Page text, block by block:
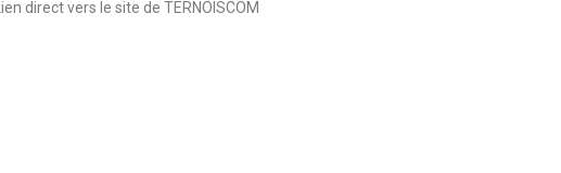
Lien direct vers le site de TERNOISCOM